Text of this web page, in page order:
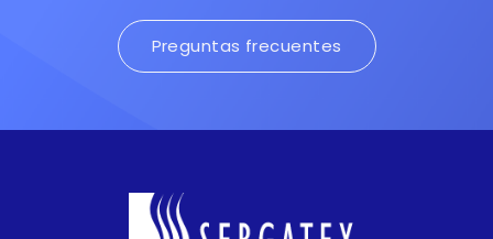
Preguntas frecuentes